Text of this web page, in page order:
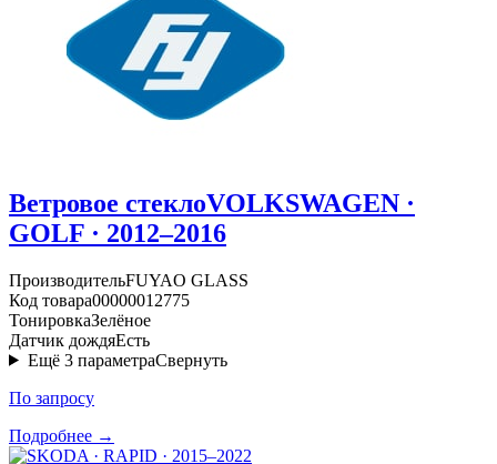
Ветровое стеклоVOLKSWAGEN ·
GOLF · 2012–2016
ПроизводительFUYAO GLASS
Код товара00000012775
ТонировкаЗелёное
Датчик дождяЕсть
Ещё 3 параметраСвернуть
По запросу
Подробнее →